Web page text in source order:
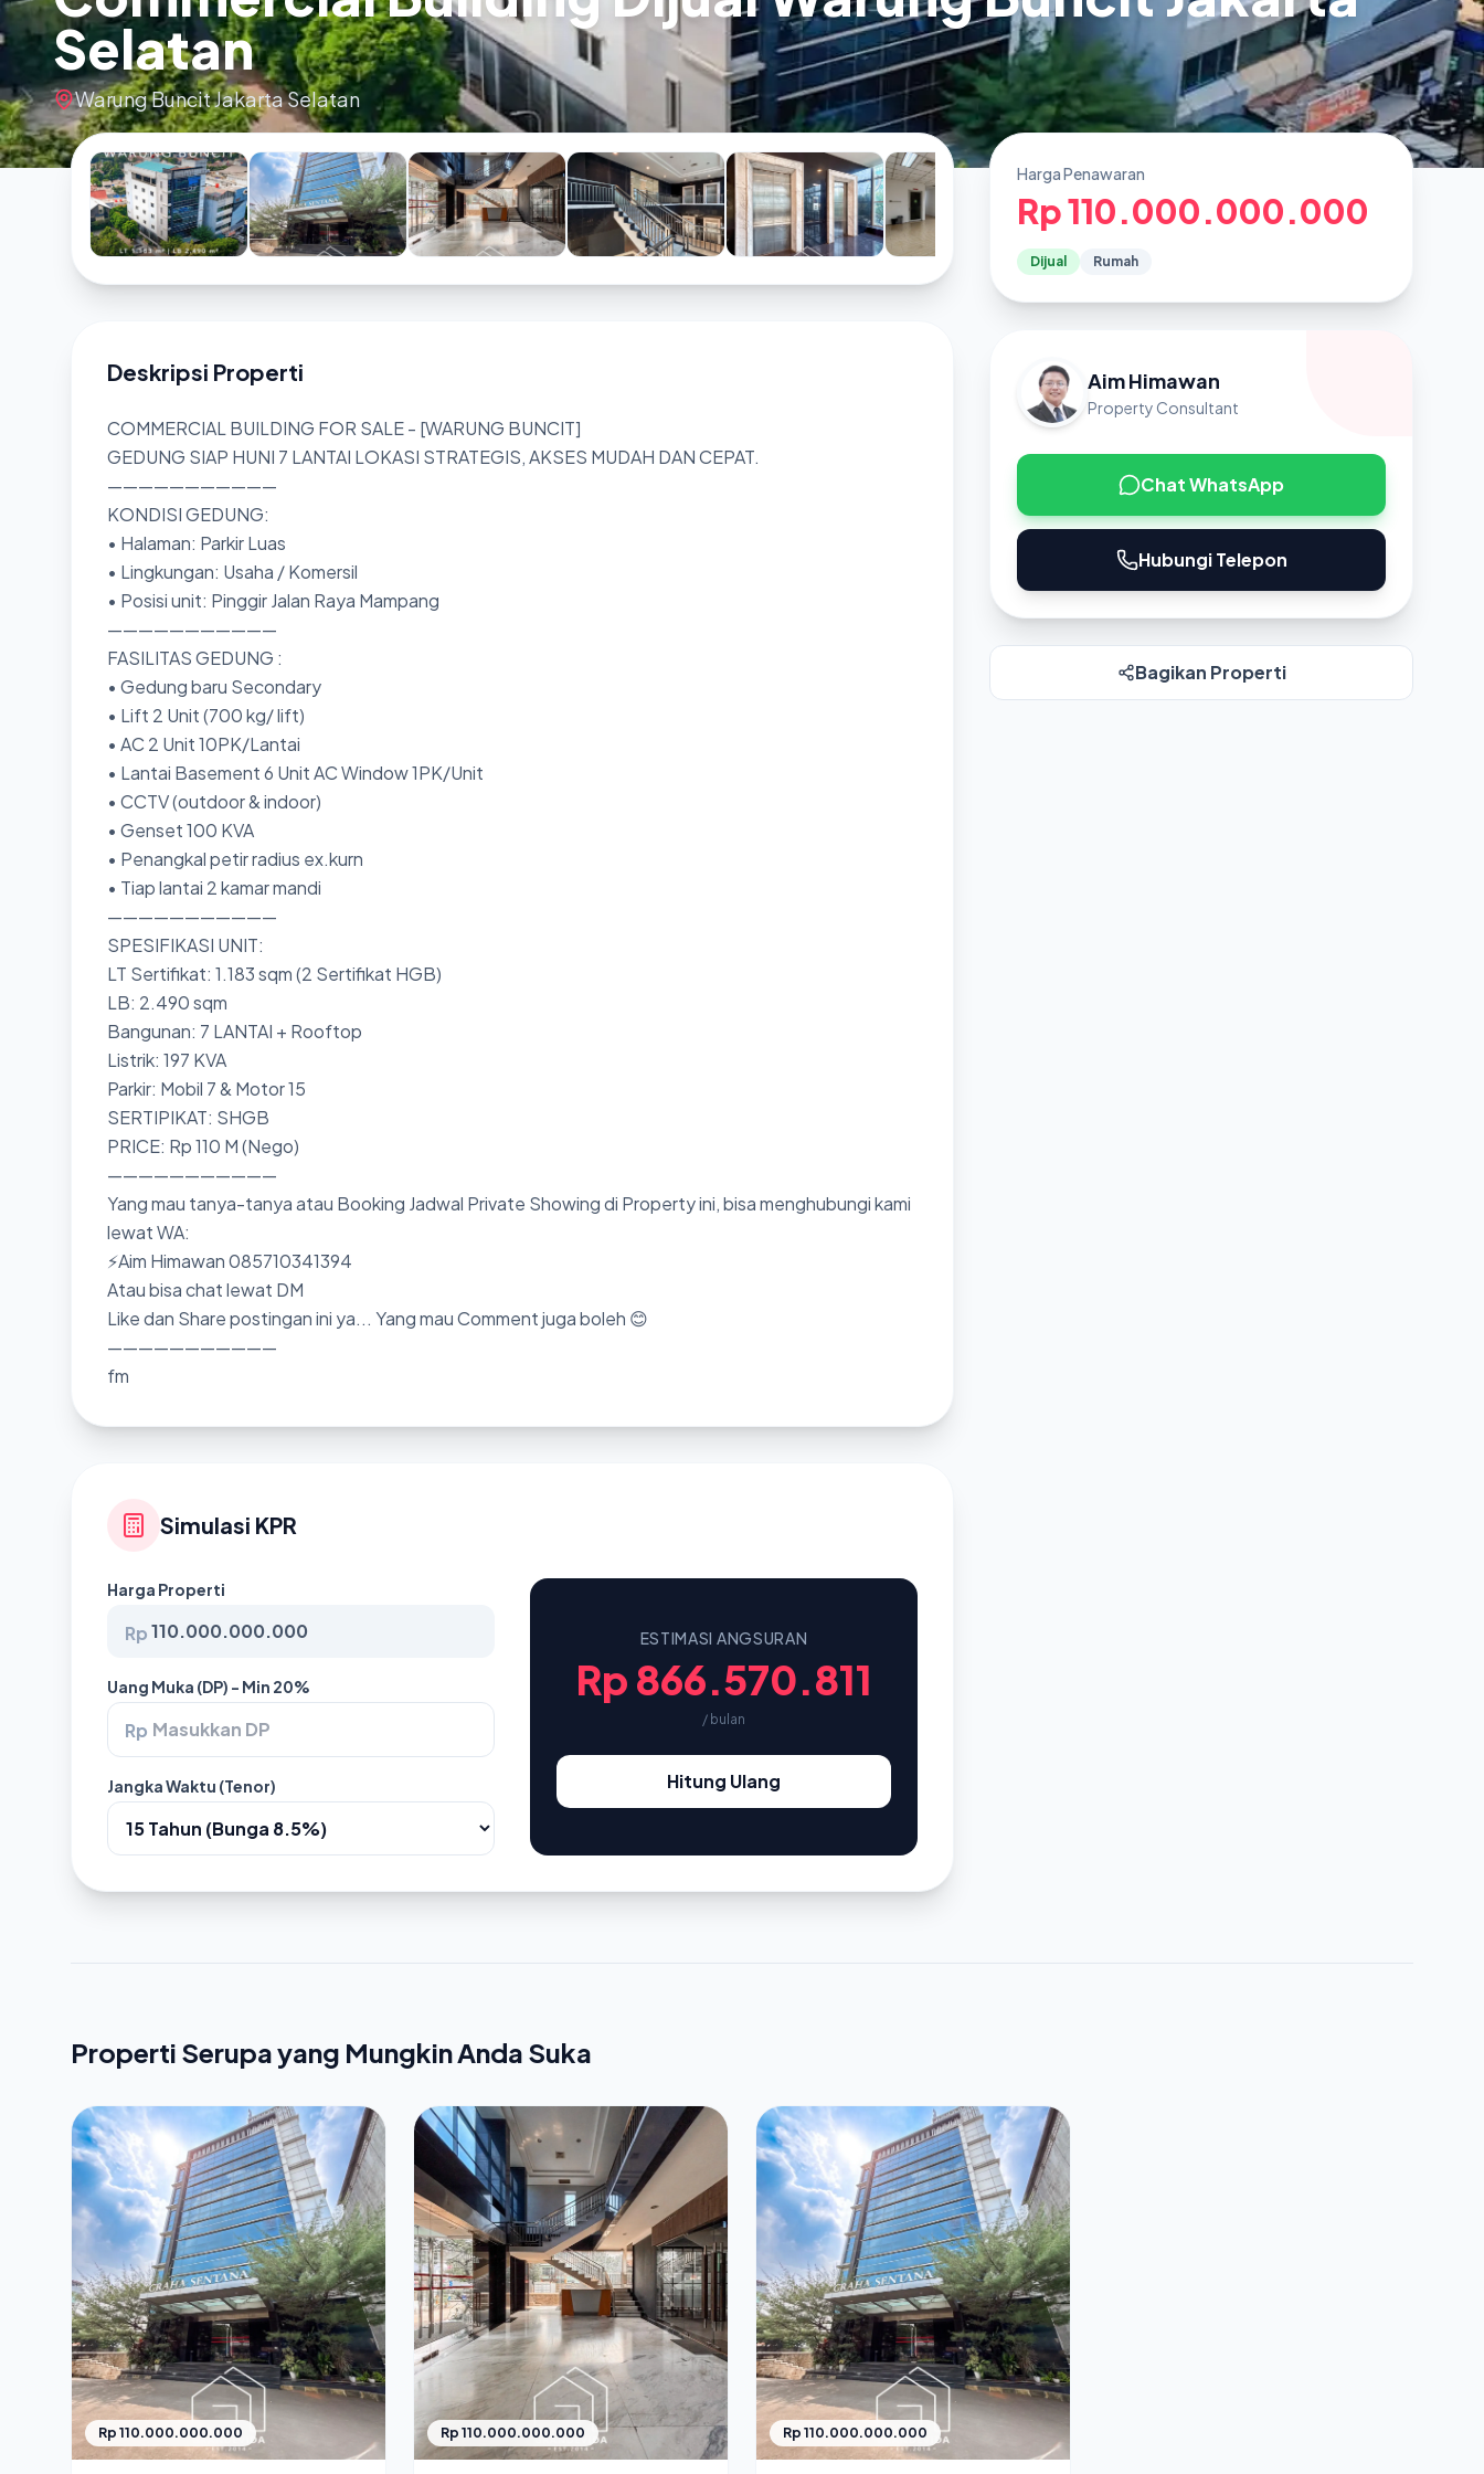
Selatan
Warung Buncit Jakarta Selatan
Deskripsi Properti
COMMERCIAL BUILDING FOR SALE - [WARUNG BUNCIT]
GEDUNG SIAP HUNI 7 LANTAI LOKASI STRATEGIS, AKSES MUDAH DAN CEPAT.
———————————
KONDISI GEDUNG:
• Halaman: Parkir Luas
• Lingkungan: Usaha / Komersil
• Posisi unit: Pinggir Jalan Raya Mampang
———————————
FASILITAS GEDUNG :
• Gedung baru Secondary
• Lift 2 Unit (700 kg/ lift)
• AC 2 Unit 10PK/Lantai
• Lantai Basement 6 Unit AC Window 1PK/Unit
• CCTV (outdoor & indoor)
• Genset 100 KVA
• Penangkal petir radius ex.kurn
• Tiap lantai 2 kamar mandi
———————————
SPESIFIKASI UNIT:
LT Sertifikat: 1.183 sqm (2 Sertifikat HGB)
LB: 2.490 sqm
Bangunan: 7 LANTAI + Rooftop
Listrik: 197 KVA
Parkir: Mobil 7 & Motor 15
SERTIPIKAT: SHGB
PRICE: Rp 110 M (Nego)
———————————
Yang mau tanya-tanya atau Booking Jadwal Private Showing di Property ini, bisa menghubungi kami
lewat WA:
⚡Aim Himawan 085710341394
Atau bisa chat lewat DM
Like dan Share postingan ini ya... Yang mau Comment juga boleh 😊
———————————
fm
Simulasi KPR
Harga Properti
Rp
Uang Muka (DP) - Min 20%
Rp
Jangka Waktu (Tenor)
ESTIMASI ANGSURAN
Rp 866.570.811
/ bulan
Hitung Ulang
Harga Penawaran
Rp 110.000.000.000
Dijual Rumah
Aim Himawan
Property Consultant
Chat WhatsApp
Hubungi Telepon
Bagikan Properti
Properti Serupa yang Mungkin Anda Suka
Rp 110.000.000.000 Rp 110.000.000.000 Rp 110.000.000.000